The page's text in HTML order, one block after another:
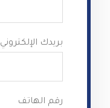
بريدك الإلكتروني
رقم الهاتف